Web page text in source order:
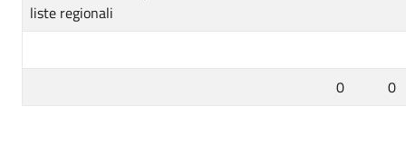
liste regionali
0 0